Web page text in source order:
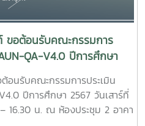
ขอต้อนรับคณะกรรมการ
QA-V4.0 ปีการศึกษา
อนรับคณะกรรมการประเมิน
ปีการศึกษา 2567 วันเสาร์ที่
16.30 น. ณ ห้องประชุม 2 อาคา